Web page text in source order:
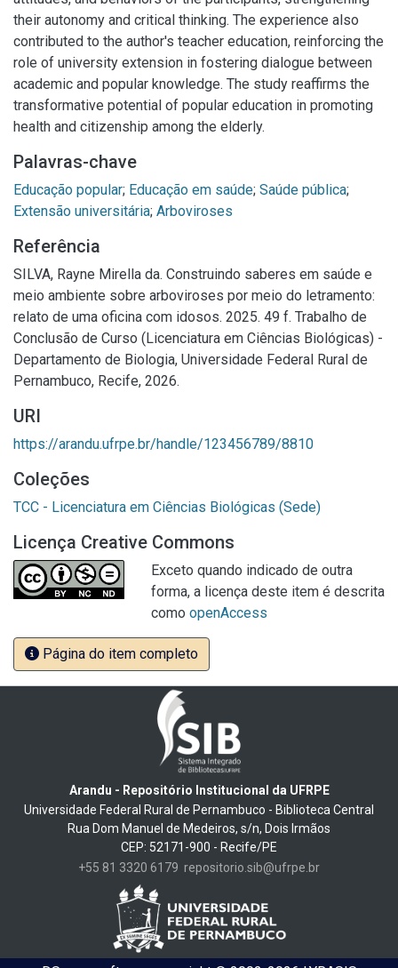
their autonomy and critical thinking. The experience also
contributed to the author's teacher education, reinforcing the
role of university extension in fostering dialogue between
academic and popular knowledge. The study reaffirms the
transformative potential of popular education in promoting
health and citizenship among the elderly.
Palavras-chave
Educação popular; Educação em saúde; Saúde pública;
Extensão universitária; Arboviroses
Referência
SILVA, Rayne Mirella da. Construindo saberes em saúde e
meio ambiente sobre arboviroses por meio do letramento:
relato de uma oficina com idosos. 2025. 49 f. Trabalho de
Conclusão de Curso (Licenciatura em Ciências Biológicas) -
Departamento de Biologia, Universidade Federal Rural de
Pernambuco, Recife, 2026.
URI
https://arandu.ufrpe.br/handle/123456789/8810
Coleções
TCC - Licenciatura em Ciências Biológicas (Sede)
Licença Creative Commons
Exceto quando indicado de outra
forma, a licença deste item é descrita
como openAccess
Página do item completo
Arandu - Repositório Institucional da UFRPE
Universidade Federal Rural de Pernambuco - Biblioteca Central
Rua Dom Manuel de Medeiros, s/n, Dois Irmãos
CEP: 52171-900 - Recife/PE
+55 81 3320 6179 repositorio.sib@ufrpe.br